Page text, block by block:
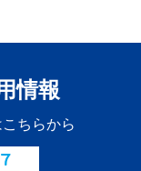
情報
ちらから